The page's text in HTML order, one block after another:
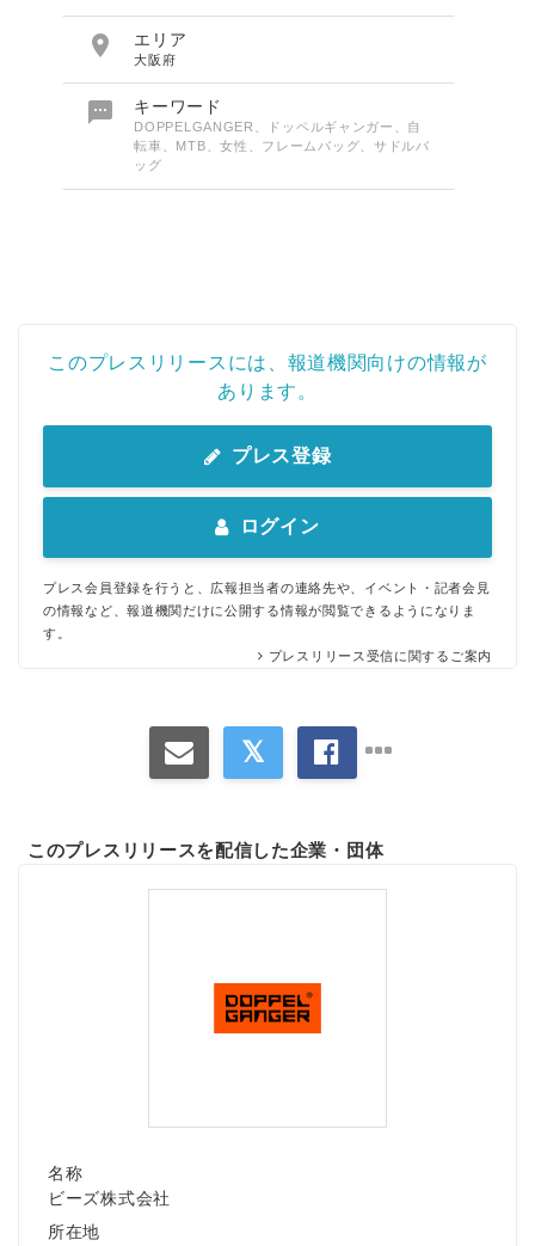
 エリア
大阪府
 キーワード
DOPPELGANGER、ドッペルギャンガー、自
転車、MTB、女性、フレームバッグ、サドルバ
ッグ
このプレスリリースには、報道機関向けの情報が
あります。
プレス登録
ログイン
プレス会員登録を行うと、広報担当者の連絡先や、イベント・記者会見
の情報など、報道機関だけに公開する情報が閲覧できるようになりま
す。
プレスリリース受信に関するご案内
このプレスリリースを配信した企業・団体
名称
ビーズ株式会社
所在地